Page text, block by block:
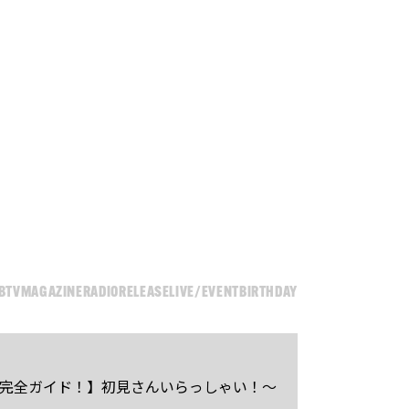
TV MAGAZINE RADIO RELEASELIVE/EVENT BIRTHDAY
全ガイド！】初見さんいらっしゃい！～